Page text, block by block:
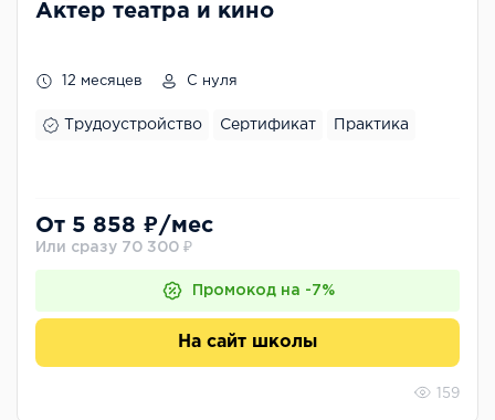
Актер театра и кино
12 месяцев С нуля
Трудоустройство Сертификат Практика
От 5 858 ₽/мес
Или сразу 70 300 ₽
Промокод на -7%
На сайт школы
159